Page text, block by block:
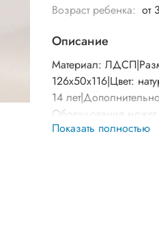
Возраст ребенка: от
Описание
Материал:
126х50х116|Цвет:
14
Оборудование может
комплектации и
Показать полностью